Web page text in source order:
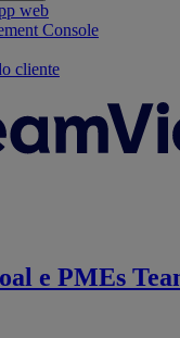
web
Console
cliente
e PMEs